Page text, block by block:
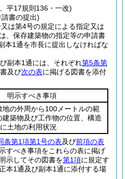
平17規則136・一改)
書の提出)
は第4号の規定による指定又は
、保存建築物の指定等の申請書
本1通を市長に提出しなければな
副本1通には、それぞれ第5条第
及び次の表に掲げる図書を添付
明示すべき事項
地の外周から100メートルの範
建築物及び工作物の位置、構造
土地の利用状況
条第1項第1号の表及び前項の表
すべき事項をこれらの表に掲げ
示してその図書を第1項に規定す
本1通及び副本1通に添付する場